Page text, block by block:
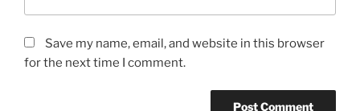
Save my name, email, and website in this browser
for the next time I comment.